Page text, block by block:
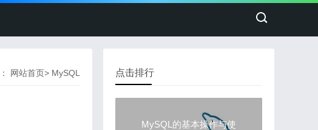
网站首页> MySQL 点击排行
MySQL的基本操作与使